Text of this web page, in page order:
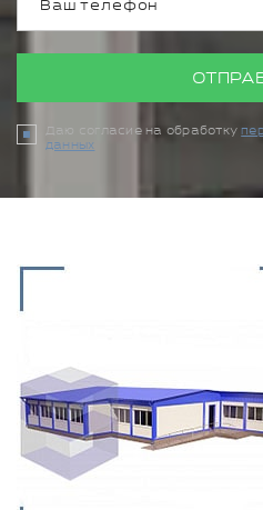
Даю согласие на обработку
данных